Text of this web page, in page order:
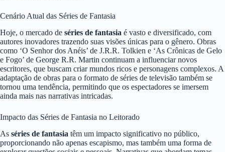
Cenário Atual das Séries de Fantasia
Hoje, o mercado de séries de fantasia é vasto e diversificado, com
autores inovadores trazendo suas visões únicas para o gênero. Obras
como ‘O Senhor dos Anéis’ de J.R.R. Tolkien e ‘As Crônicas de Gelo
e Fogo’ de George R.R. Martin continuam a influenciar novos
escritores, que buscam criar mundos ricos e personagens complexos. A
adaptação de obras para o formato de séries de televisão também se
tornou uma tendência, permitindo que os espectadores se imersem
ainda mais nas narrativas intricadas.
Impacto das Séries de Fantasia no Leitorado
As séries de fantasia têm um impacto significativo no público,
proporcionando não apenas escapismo, mas também uma forma de